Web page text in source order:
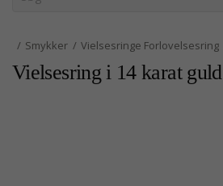
Smykker Vielsesringe Forlovelsesring
Vielsesring i 14 karat guld